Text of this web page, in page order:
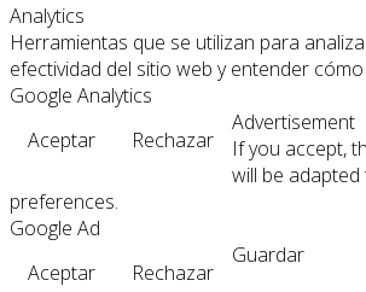
Analytics
Herramientas que se utilizan para
efectividad del sitio web y entender
Google Analytics
Aceptar
Rechazar
Advertisement
If you accept,
will be
preferences.
Google Ad
Aceptar
Rechazar
Guardar